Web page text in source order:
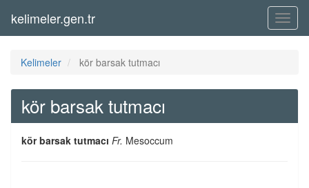
Menü
kelimeler.gen.tr
Kelimeler kör barsak tutmacı
kör barsak tutmacı
kör barsak tutmacı Fr. Mesoccum